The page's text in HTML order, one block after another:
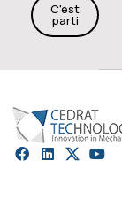
C'est
parti